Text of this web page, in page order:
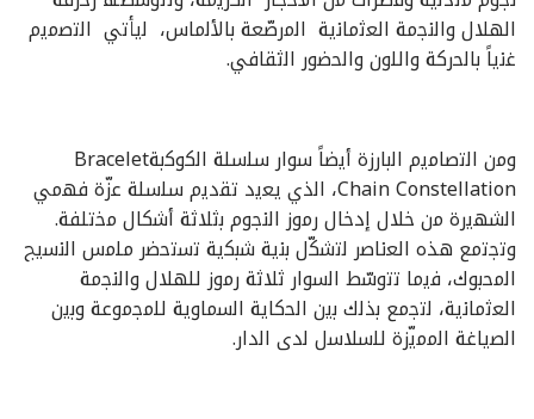
اﻟﮭﻼل واﻟﻧﺟﻣﺔ اﻟﻌﺛﻣﺎﻧﯾﺔ اﻟﻣرﺻّﻌﺔ ﺑﺎﻷﻟﻣﺎس، ﻟﯾﺄﺗﻲ اﻟﺗﺻﻣﯾم
ﻏﻧﯾﺎً ﺑﺎﻟﺣرﻛﺔ واﻟﻠون واﻟﺣﺿور اﻟﺛﻘﺎﻓﻲ.
وﻣن اﻟﺗﺻﺎﻣﯾم اﻟﺑﺎرزة أﯾﺿﺎً ﺳوار ﺳﻠﺳﻠﺔ اﻟﻛوﻛﺑﺔBracelet
Chain Constellation، اﻟذي ﯾﻌﯾد ﺗﻘدﯾم ﺳﻠﺳﻠﺔ ﻋزّة ﻓﮭﻣﻲ
اﻟﺷﮭﯾرة ﻣن ﺧﻼل إدﺧﺎل رﻣوز اﻟﻧﺟوم ﺑﺛﻼﺛﺔ أﺷﻛﺎل ﻣﺧﺗﻠﻔﺔ.
وﺗﺟﺗﻣﻊ ھذه اﻟﻌﻧﺎﺻر ﻟﺗﺷﻛّل ﺑﻧﯾﺔ ﺷﺑﻛﯾﺔ ﺗﺳﺗﺣﺿر ﻣﻠﻣس اﻟﻧﺳﯾﺞ
اﻟﻣﺣﺑوك، ﻓﯾﻣﺎ ﺗﺗوﺳّط اﻟﺳوار ﺛﻼﺛﺔ رﻣوز ﻟﻠﮭﻼل واﻟﻧﺟﻣﺔ
اﻟﻌﺛﻣﺎﻧﯾﺔ، ﻟﺗﺟﻣﻊ ﺑذﻟك ﺑﯾن اﻟﺣﻛﺎﯾﺔ اﻟﺳﻣﺎوﯾﺔ ﻟﻠﻣﺟﻣوﻋﺔ وﺑﯾن
اﻟﺻﯾﺎﻏﺔ اﻟﻣﻣﯾّزة ﻟﻠﺳﻼﺳل ﻟدى اﻟدار.